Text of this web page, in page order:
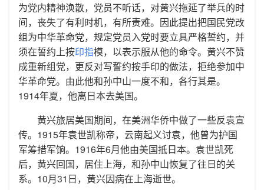
为党内精神涣散，党员不听话，对黄兴拖延了举兵的时
间，丧失了有利时机，有所责难。因此提出把国民党改
组为中华革命党，规定党员入党时要立具严格誓约，并
须在誓约上按印指模，以表示服从他的命令。黄兴不赞
成重新组党，更反对写誓约按手印的做法，拒绝参加中
华革命党。由此他和孙中山一度不和，各行其是。
1914年夏，他离日本去美国。
黄兴旅居美国期间，在美洲华侨中做了一些反袁宣
传。1915年袁世凯称帝，云南起义讨袁，他曾为护国
军筹措军饷。1916年6月他由美国抵日本。袁世凯死
后，黄兴回国，居住上海，和孙中山恢复了往日的关
系。10月31日，黄兴因病在上海逝世。